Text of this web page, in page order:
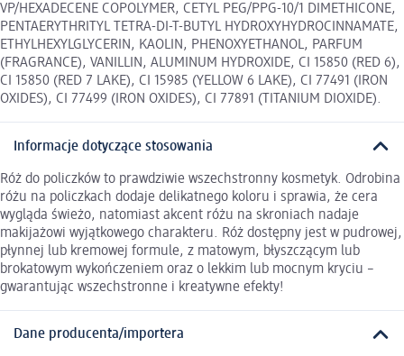
VP/HEXADECENE COPOLYMER, CETYL PEG/PPG-10/1 DIMETHICONE,
PENTAERYTHRITYL TETRA-DI-T-BUTYL HYDROXYHYDROCINNAMATE,
ETHYLHEXYLGLYCERIN, KAOLIN, PHENOXYETHANOL, PARFUM
(FRAGRANCE), VANILLIN, ALUMINUM HYDROXIDE, CI 15850 (RED 6),
CI 15850 (RED 7 LAKE), CI 15985 (YELLOW 6 LAKE), CI 77491 (IRON
OXIDES), CI 77499 (IRON OXIDES), CI 77891 (TITANIUM DIOXIDE).
Informacje dotyczące stosowania
Róż do policzków to prawdziwie wszechstronny kosmetyk. Odrobina
różu na policzkach dodaje delikatnego koloru i sprawia, że cera
wygląda świeżo, natomiast akcent różu na skroniach nadaje
makijażowi wyjątkowego charakteru. Róż dostępny jest w pudrowej,
płynnej lub kremowej formule, z matowym, błyszczącym lub
brokatowym wykończeniem oraz o lekkim lub mocnym kryciu –
gwarantując wszechstronne i kreatywne efekty!
Dane producenta/importera